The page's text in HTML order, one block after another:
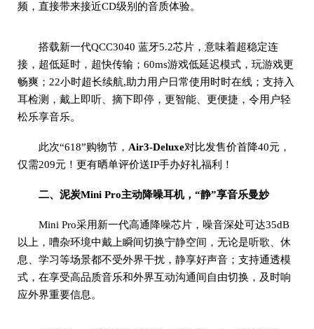
频，直接带来接近CD级别的音质体验。
搭载新一代QCC3040 蓝牙5.2芯片，意味着超稳定连
接，超低延时，超快传输；60ms游戏低延迟模式，玩游戏更
畅爽；22小时超长续航,助力用户日常使用时时在线；支持入
耳检测，戴上即听、摘下即停，更智能、更便捷，令用户轻
松乐享音乐。
此次“618”购物节， Air3-Deluxe对比发售价首降40元，
仅需209元！更有晒单评价送IP手办好礼福利！
二、泥炭Mini Pro主动降噪耳机，“静”享音乐曼妙
Mini Pro采用新一代高通降噪芯片，噪音深处可达35dB
以上，嘈杂环境中戴上瞬间切换宁静空间，无论是听歌、休
息、学习等场景都不受外界干扰，静享好声音；支持通透模
式，在享受高品质音乐和外界互动沟通间自由切换，及时响
应外界重要信息。